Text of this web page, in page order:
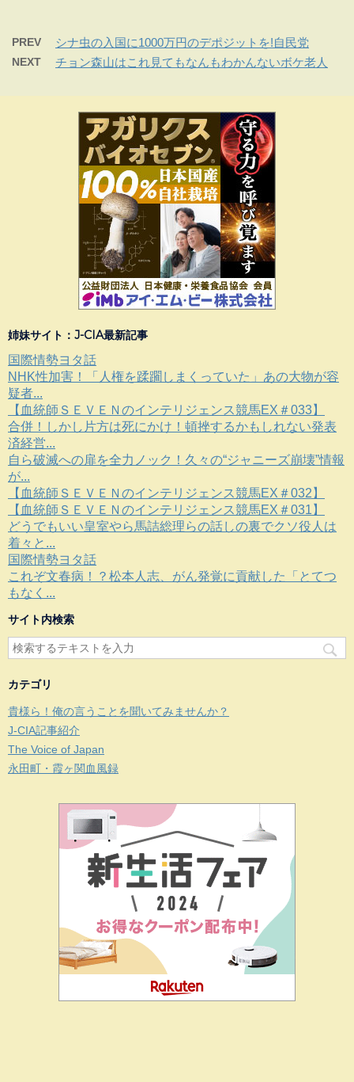
PREV シナ虫の入国に1000万円のデポジットを!自民党
NEXT チョン森山はこれ見てもなんもわかんないボケ老人
姉妹サイト：J-CIA最新記事
国際情勢ヨタ話
NHK性加害！「人権を蹂躙しまくっていた」あの大物が容
疑者...
【血統師ＳＥＶＥＮのインテリジェンス競馬EX＃033】
合併！しかし片方は死にかけ！頓挫するかもしれない発表
済経営...
自ら破滅への扉を全力ノック！久々の“ジャニーズ崩壊”情報
が...
【血統師ＳＥＶＥＮのインテリジェンス競馬EX＃032】
【血統師ＳＥＶＥＮのインテリジェンス競馬EX＃031】
どうでもいい皇室やら馬詰総理らの話しの裏でクソ役人は
着々と...
国際情勢ヨタ話
これぞ文春病！？松本人志、がん発覚に貢献した「とてつ
もなく...
サイト内検索
カテゴリ
貴様ら！俺の言うことを聞いてみませんか？
J-CIA記事紹介
The Voice of Japan
永田町・霞ヶ関血風録